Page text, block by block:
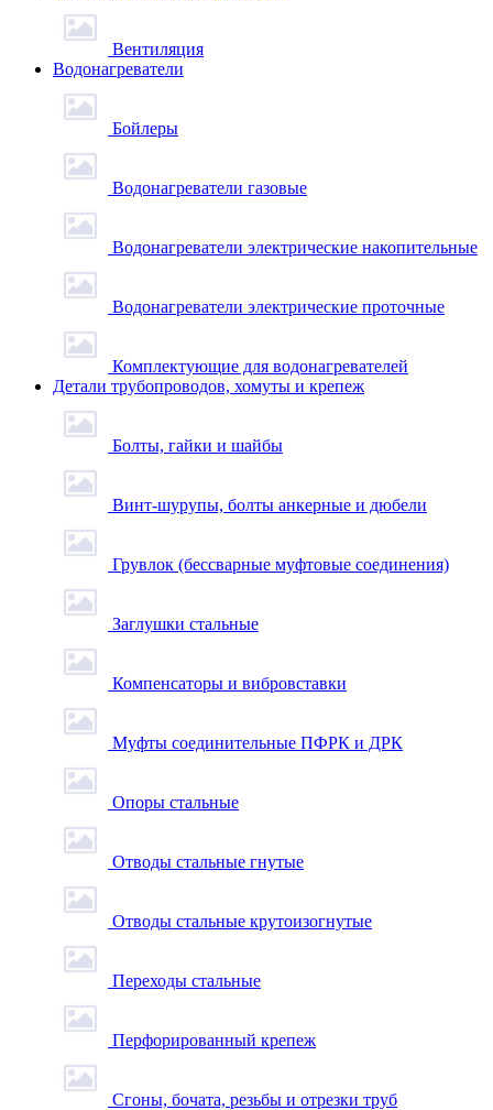
Вентиляция
Водонагреватели
Бойлеры
Водонагреватели газовые
Водонагреватели электрические накопительные
Водонагреватели электрические проточные
Комплектующие для водонагревателей
Детали трубопроводов, хомуты и крепеж
Болты, гайки и шайбы
Винт-шурупы, болты анкерные и дюбели
Грувлок (бессварные муфтовые соединения)
Заглушки стальные
Компенсаторы и вибровставки
Муфты соединительные ПФРК и ДРК
Опоры стальные
Отводы стальные гнутые
Отводы стальные крутоизогнутые
Переходы стальные
Перфорированный крепеж
Сгоны, бочата, резьбы и отрезки труб